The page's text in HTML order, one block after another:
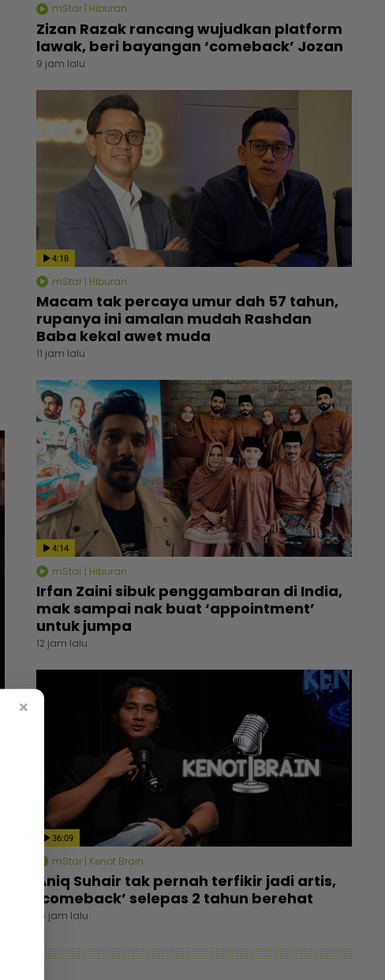
mStar | Hiburan
Zizan Razak rancang wujudkan platform
lawak, beri bayangan ‘comeback’ Jozan
9 jam lalu
4:18
mStar | Hiburan
Macam tak percaya umur dah 57 tahun,
rupanya ini amalan mudah Rashdan
Baba kekal awet muda
11 jam lalu
4:14
mStar | Hiburan
Irfan Zaini sibuk penggambaran di India,
mak sampai nak buat ‘appointment’
untuk jumpa
12 jam lalu
36:09
mStar | Kenot Brain
Aniq Suhair tak pernah terfikir jadi artis,
‘comeback’ selepas 2 tahun berehat
16 jam lalu
×